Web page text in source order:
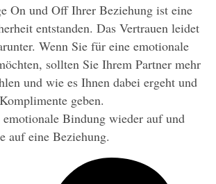
On und Off Ihrer Beziehung ist eine
entstanden. Das Vertrauen leidet
Wenn Sie für eine emotionale
sollten Sie Ihrem Partner mehr
und wie es Ihnen dabei ergeht und
geben.
emotionale Bindung wieder auf und
auf eine Beziehung.